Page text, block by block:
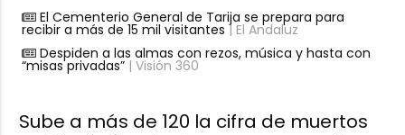
El Cementerio General de Tarija se prepara para
recibir a más de 15 mil visitantes | El Andaluz
Despiden a las almas con rezos, música y hasta con
“misas privadas”| Visión 360
Sube a más de 120 la cifra de muertos